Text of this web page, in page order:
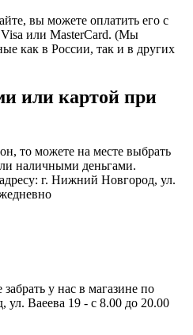
вы можете оплатить его с
или MasterCard. (Мы
как в России, так и в других
или картой при
то можете на месте выбрать
наличными деньгами.
г. Нижний Новгород, ул.
у нас в магазине по
Ваеева 19 - с 8.00 до 20.00